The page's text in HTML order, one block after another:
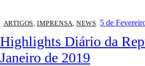
ARTIGOS IMPRENSA NEWS 5 de
Highlights Diário da
Janeiro de 2019